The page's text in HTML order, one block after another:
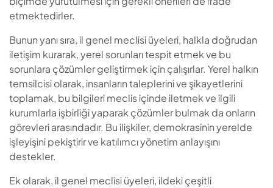
etmektedirler.
Bunun yanı sıra, il genel meclisi üyeleri, halkla doğrudan
iletişim kurarak, yerel sorunları tespit etmek ve bu
sorunlara çözümler geliştirmek için çalışırlar. Yerel halkın
temsilcisi olarak, insanların taleplerini ve şikayetlerini
toplamak, bu bilgileri meclis içinde iletmek ve ilgili
kurumlarla işbirliği yaparak çözümler bulmak da onların
görevleri arasındadır. Bu ilişkiler, demokrasinin yerelde
işleyişini pekiştirir ve katılımcı yönetim anlayışını
destekler.
Ek olarak, il genel meclisi üyeleri, ildeki çeşitli